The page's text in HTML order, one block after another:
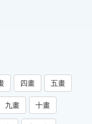
四畫 五畫
九畫 十畫